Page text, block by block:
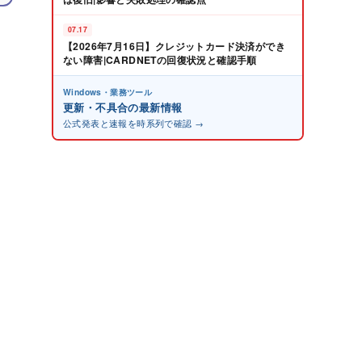
07.17
【2026年7月16日】クレジットカード決済ができ
ない障害|CARDNETの回復状況と確認手順
Windows・業務ツール
更新・不具合の最新情報
公式発表と速報を時系列で確認 →